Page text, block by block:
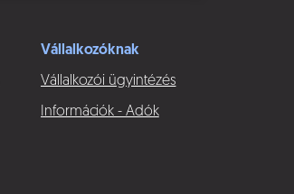
Vállalkozóknak
Vállalkozói ügyintézés
Információk - Adók